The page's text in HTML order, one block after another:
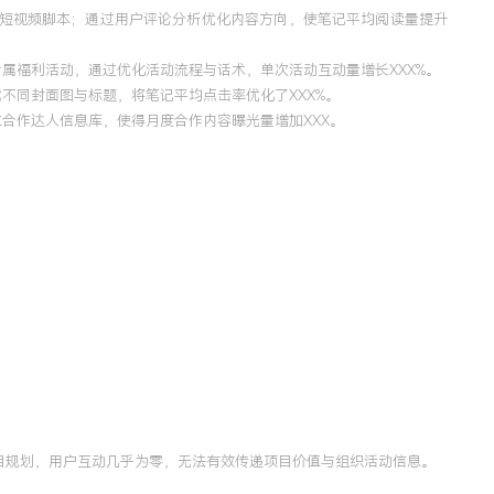
视频脚本；通过用户评论分析优化内容方向，使笔记平均阅读量提升
利活动，通过优化活动流程与话术，单次活动互动量增长XXX%。
封面图与标题，将笔记平均点击率优化了XXX%。
达人信息库，使得月度合作内容曝光量增加XXX。
划，用户互动几乎为零，无法有效传递项目价值与组织活动信息。